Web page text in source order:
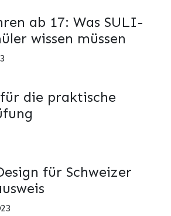
ab 17: Was SULI-
wissen müssen
die praktische
für Schweizer